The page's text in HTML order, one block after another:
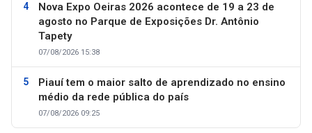
Nova Expo Oeiras 2026 acontece de 19 a 23 de
agosto no Parque de Exposições Dr. Antônio
Tapety
07/08/2026 15:38
Piauí tem o maior salto de aprendizado no ensino
médio da rede pública do país
07/08/2026 09:25